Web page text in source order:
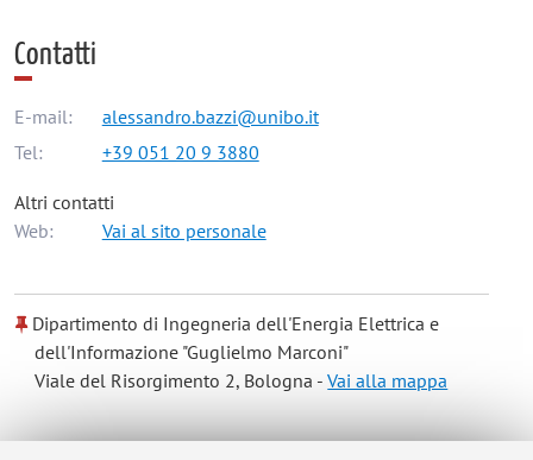
Contatti
E-mail:
alessandro.bazzi@unibo.it
Tel:
+39 051 20 9 3880
Altri contatti
Web:
Vai al sito personale
Dipartimento di Ingegneria dell'Energia Elettrica e
dell'Informazione "Guglielmo Marconi"
Viale del Risorgimento 2, Bologna -Vai alla mappa